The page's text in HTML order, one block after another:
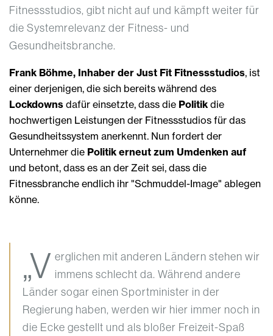
Fitnessstudios, gibt nicht auf und kämpft weiter für
die Systemrelevanz der Fitness- und
Gesundheitsbranche.
Frank Böhme, Inhaber der Just Fit Fitnessstudios, ist
einer derjenigen, die sich bereits während des
Lockdowns dafür einsetzte, dass die Politik die
hochwertigen Leistungen der Fitnessstudios für das
Gesundheitssystem anerkennt. Nun fordert der
Unternehmer die Politik erneut zum Umdenken auf
und betont, dass es an der Zeit sei, dass die
Fitnessbranche endlich ihr "Schmuddel-Image" ablegen
könne.
„V erglichen mit anderen Ländern stehen wir
immens schlecht da. Während andere
Länder sogar einen Sportminister in der
Regierung haben, werden wir hier immer noch in
die Ecke gestellt und als bloßer Freizeit-Spaß